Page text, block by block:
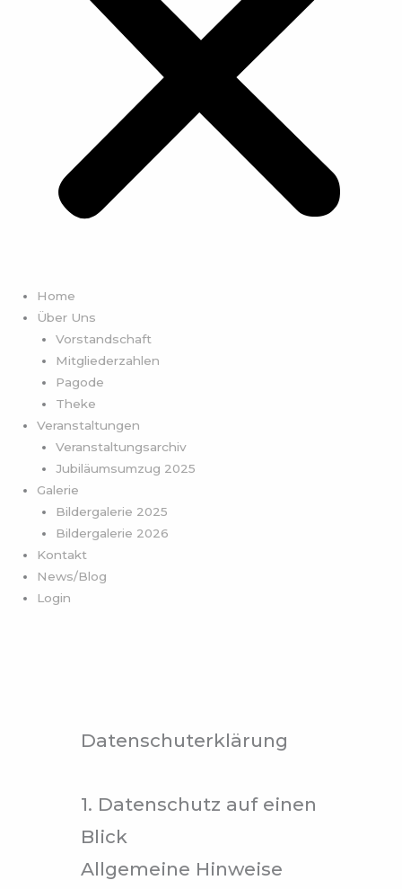
Home
Über Uns
Vorstandschaft
Mitgliederzahlen
Pagode
Theke
Veranstaltungen
Veranstaltungsarchiv
Jubiläumsumzug 2025
Galerie
Bildergalerie 2025
Bildergalerie 2026
Kontakt
News/Blog
Login
Datenschuterklärung
1. Datenschutz auf einen
Blick
Allgemeine Hinweise